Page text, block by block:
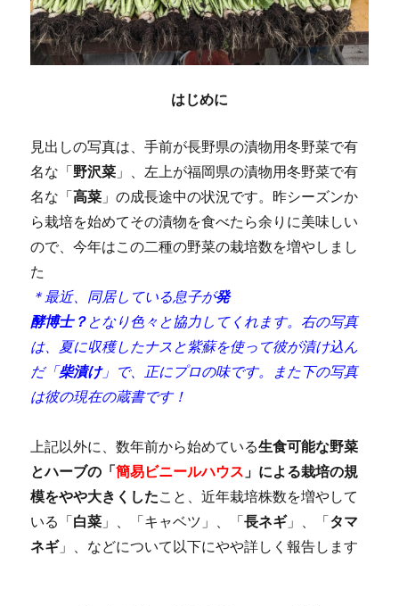
はじめに
見出しの写真は、手前が長野県の漬物用冬野菜で有
名な「野沢菜 」、左上が福岡県の漬物用冬野菜で有
名な「高菜 」の成長途中の状況です。昨シーズンか
ら栽培を始めてその漬物を食べたら余りに美味しい
ので、今年はこの二種の野菜の栽培数を増やしまし
た
＊最近、同居している息子が発
酵博士？ となり色々と協力してくれます。右の写真
は、夏に収穫したナスと紫蘇を使って彼が漬け込ん
だ「柴漬け」で、正にプロの味です。また下の写真
は彼の現在の蔵書です！
上記以外に、数年前から始めている生食可能な野菜
とハーブの「簡易ビニールハウス 」による栽培の規
模をやや大きくしたこと、近年栽培株数を増やして
いる「白菜 」、「キャベツ」、「長ネギ」、「タマ
ネギ」、などについて以下にやや詳しく報告します